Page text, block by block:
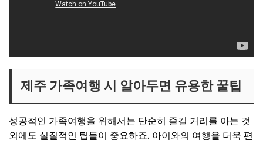
제주 가족여행 시 알아두면 유용한 꿀팁
성공적인 가족여행을 위해서는 단순히 즐길 거리를 아는 것
외에도 실질적인 팁들이 중요하죠. 아이와의 여행을 더욱 편